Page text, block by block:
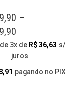
–
RANGE:
R$ 109,90
THROUGH
3x de R$ 36,63 s/
juros
pagando no PIX